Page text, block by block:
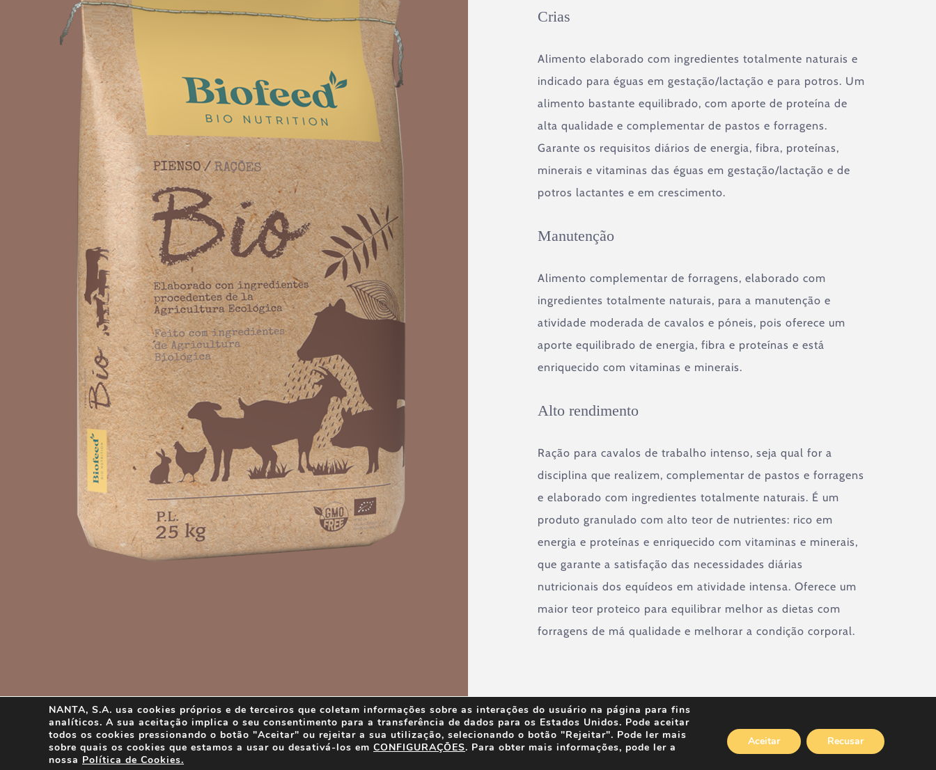
Crias
Alimento elaborado com ingredientes totalmente naturais e
indicado para éguas em gestação/lactação e para potros. Um
alimento bastante equilibrado, com aporte de proteína de
alta qualidade e complementar de pastos e forragens.
Garante os requisitos diários de energia, fibra, proteínas,
minerais e vitaminas das éguas em gestação/lactação e de
potros lactantes e em crescimento.
Manutenção
Alimento complementar de forragens, elaborado com
ingredientes totalmente naturais, para a manutenção e
atividade moderada de cavalos e póneis, pois oferece um
aporte equilibrado de energia, fibra e proteínas e está
enriquecido com vitaminas e minerais.
Alto rendimento
Ração para cavalos de trabalho intenso, seja qual for a
disciplina que realizem, complementar de pastos e forragens
e elaborado com ingredientes totalmente naturais. É um
produto granulado com alto teor de nutrientes: rico em
energia e proteínas e enriquecido com vitaminas e minerais,
que garante a satisfação das necessidades diárias
nutricionais dos equídeos em atividade intensa. Oferece um
maior teor proteico para equilibrar melhor as dietas com
forragens de má qualidade e melhorar a condição corporal.
Aviso legal|Política de cookies Política de privacidadade
NANTA, S.A. usa cookies próprios e de terceiros que coletam informações sobre as interações do usuário na página para fins
analíticos. A sua aceitação implica o seu consentimento para a transferência de dados para os Estados Unidos. Pode aceitar
todos os cookies pressionando o botão "Aceitar" ou rejeitar a sua utilização, selecionando o botão "Rejeitar". Pode ler mais
sobre quais os cookies que estamos a usar ou desativá-los em CONFIGURAÇÕES. Para obter mais informações, pode ler a
nossa Política de Cookies.
Aceitar Recusar